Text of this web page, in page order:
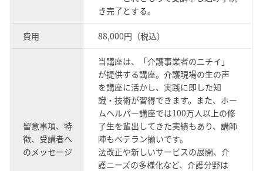
き完了とする。
費用 88,000円（税込）
留意事項、特
徴、受講者へ
のメッセージ
当講座は、「介護事業者のニチイ」
が提供する講座。介護現場の生の声
を講座に活かし、実践に即した知
識・技術が習得できます。また、ホー
ムヘルパー講座では100万人以上の修
了生を輩出してきた実績もあり、講師
陣もベテラン揃いです。
法改正や新しいサービスの展開、介
護ニーズの多様化など、介護分野は